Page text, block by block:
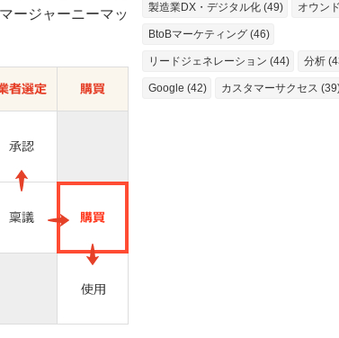
ージャーニーマッ
製造業DX・デジタル化 (49) オウン
BtoBマーケティング (46)
リードジェネレーション (44) 分析
Google (42) カスタマーサクセス